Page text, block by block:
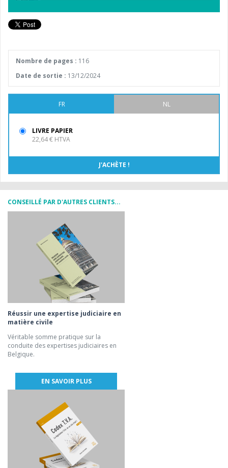
Nombre de pages : 116
Date de sortie : 13/12/2024
FR NL
LIVRE PAPIER
22,64 € HTVA
CONSEILLÉ PAR D'AUTRES CLIENTS...
Réussir une expertise judiciaire en
matière civile
Véritable somme pratique sur la
conduite des expertises judiciaires en
Belgique.
EN SAVOIR PLUS